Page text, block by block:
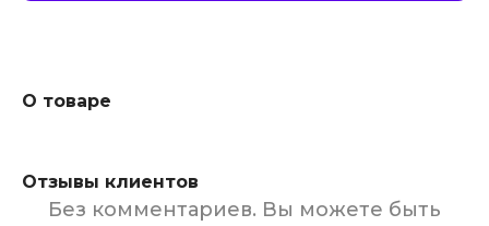
О товаре
Отзывы клиентов
Без комментариев. Вы можете быть